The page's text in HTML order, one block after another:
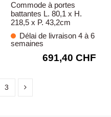
Commode à portes
battantes L. 80,1 x H.
218,5 x P. 43,2cm
Délai de livraison 4 à 6
semaines
691,40 CHF
3